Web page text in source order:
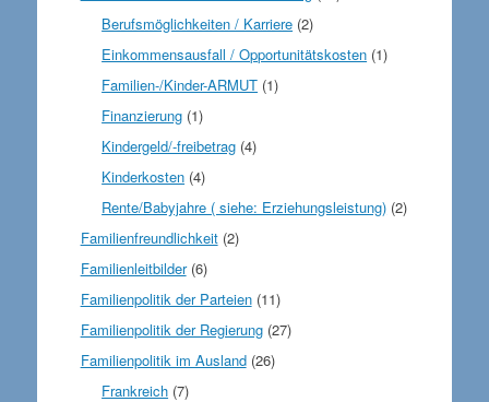
Berufsmöglichkeiten / Karriere (2)
Einkommensausfall / Opportunitätskosten (1)
Familien-/Kinder-ARMUT (1)
Finanzierung (1)
Kindergeld/-freibetrag (4)
Kinderkosten (4)
Rente/Babyjahre ( siehe: Erziehungsleistung) (2)
Familienfreundlichkeit(2)
Familienleitbilder(6)
Familienpolitik der Parteien(11)
Familienpolitik der Regierung(27)
Familienpolitik im Ausland(26)
Frankreich (7)